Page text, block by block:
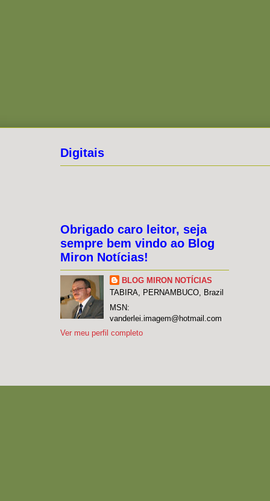
Digitais
Obrigado caro leitor, seja
sempre bem vindo ao Blog
Miron Notícias!
BLOG MIRON NOTÍCIAS
TABIRA, PERNAMBUCO, Brazil
MSN:
vanderlei.imagem@hotmail.com
Ver meu perfil completo